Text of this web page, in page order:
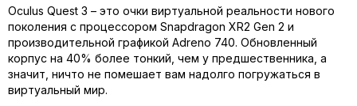
Oculus Quest 3 – это очки виртуальной реальности нового
поколения с процессором Snapdragon XR2 Gen 2 и
производительной графикой Adreno 740. Обновленный
корпус на 40% более тонкий, чем у предшественника, а
значит, ничто не помешает вам надолго погружаться в
виртуальный мир.